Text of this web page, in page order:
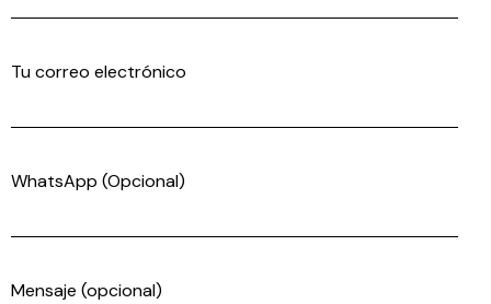
Tu correo electrónico
WhatsApp (Opcional)
Mensaje (opcional)